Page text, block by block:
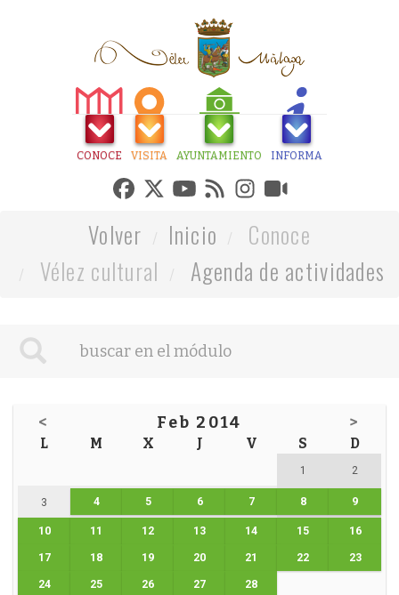
CONOCE VISITA AYUNTAMIENTO INFORMA
Volver Inicio
Conoce
Vélez cultural
Agenda de actividades
< Feb 2014 >
L M X J V S D
1 2
3 4 5 6 7 8 9
10 11 12 13 14 15 16
17 18 19 20 21 22 23
24 25 26 27 28